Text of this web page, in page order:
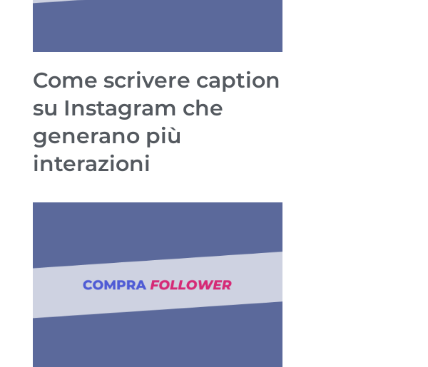
Come scrivere caption
su Instagram che
generano più
interazioni